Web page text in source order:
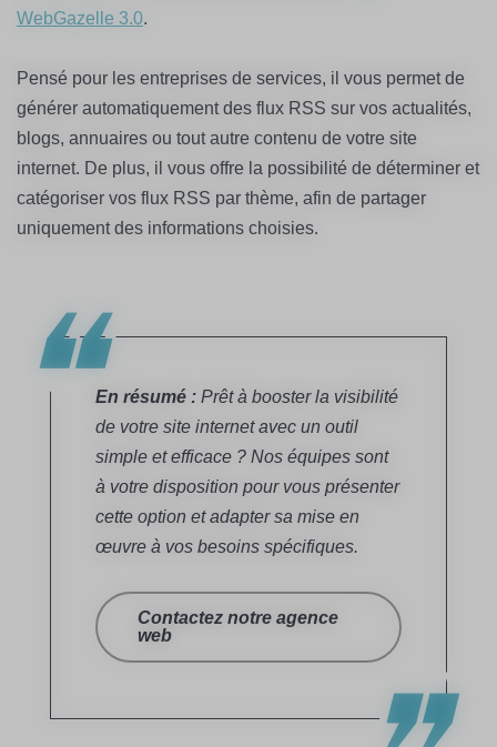
WebGazelle 3.0.
Pensé pour les entreprises de services, il vous permet de
générer automatiquement des flux RSS sur vos actualités,
blogs, annuaires ou tout autre contenu de votre site
internet. De plus, il vous offre la possibilité de déterminer et
catégoriser vos flux RSS par thème, afin de partager
uniquement des informations choisies.
En résumé : Prêt à booster la visibilité
de votre site internet avec un outil
simple et efficace ? Nos équipes sont
à votre disposition pour vous présenter
cette option et adapter sa mise en
œuvre à vos besoins spécifiques.
Contactez notre agence
web